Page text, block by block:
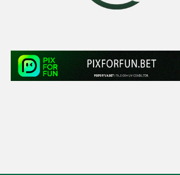
Inside Money